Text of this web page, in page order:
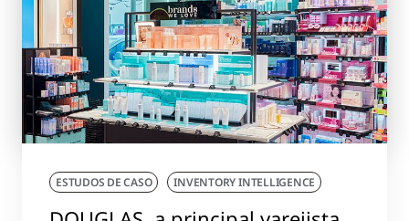
ESTUDOS DE CASO INVENTORY INTELLIGENCE